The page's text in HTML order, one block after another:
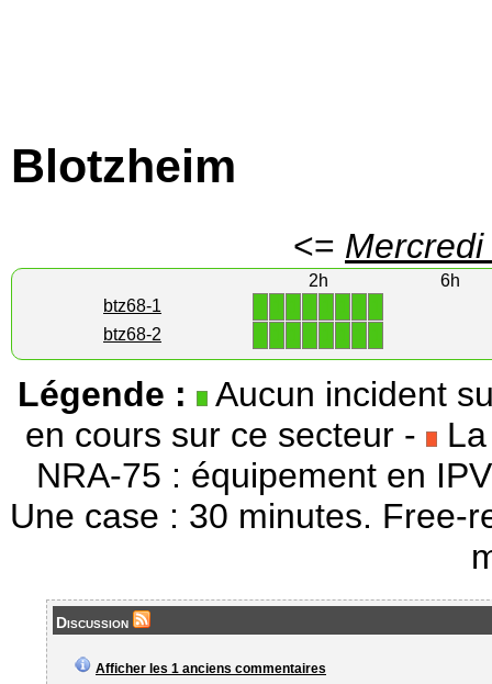
Blotzheim
<=
2h
6h
btz68-1
btz68-2
Légende :
Aucun incident
en cours sur ce secteur - La
NRA-75 : équipement en
Une case : 30 minutes. Free-
Discussion
Afficher les 1 anciens commentaires